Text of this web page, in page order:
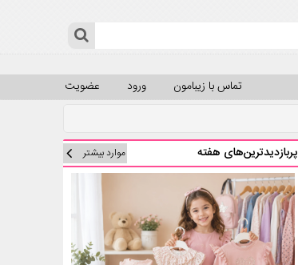
عضویت ورود تماس با زیبامون
پربازدیدترین‌های هفته موارد بیشتر